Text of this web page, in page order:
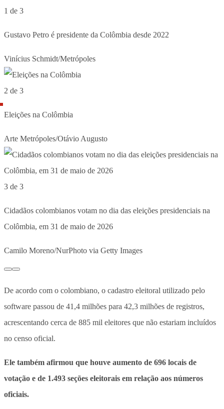
1 de 3
Gustavo Petro é presidente da Colômbia desde 2022
Vinícius Schmidt/Metrópoles
2 de 3
Eleições na Colômbia
Arte Metrópoles/Otávio Augusto
3 de 3
Cidadãos colombianos votam no dia das eleições presidenciais na
Colômbia, em 31 de maio de 2026
Camilo Moreno/NurPhoto via Getty Images
De acordo com o colombiano, o cadastro eleitoral utilizado pelo
software passou de 41,4 milhões para 42,3 milhões de registros,
acrescentando cerca de 885 mil eleitores que não estariam incluídos
no censo oficial.
Ele também afirmou que houve aumento de 696 locais de
votação e de 1.493 seções eleitorais em relação aos números
oficiais.